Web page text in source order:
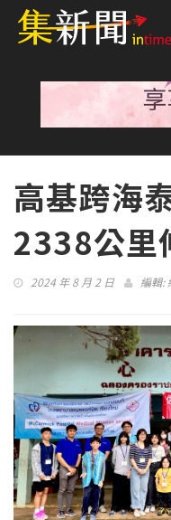
高基跨海
2338公里
2024 年 8 月 2 日 編輯: